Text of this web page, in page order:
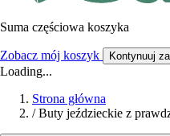
Suma częściowa koszyka
Zobacz mój koszyk Kontynuuj
Loading...
Strona główna
/ Buty jeździeckie z